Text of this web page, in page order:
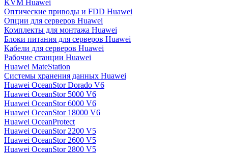
KVM Huawei
Оптические приводы и FDD Huawei
Опции для серверов Huawei
Комплекты для монтажа Huawei
Блоки питания для серверов Huawei
Кабели для серверов Huawei
Рабочие станции Huawei
Huawei MateStation
Системы хранения данных Huawei
Huawei OceanStor Dorado V6
Huawei OceanStor 5000 V6
Huawei OceanStor 6000 V6
Huawei OceanStor 18000 V6
Huawei OceanProtect
Huawei OceanStor 2200 V5
Huawei OceanStor 2600 V5
Huawei OceanStor 2800 V5